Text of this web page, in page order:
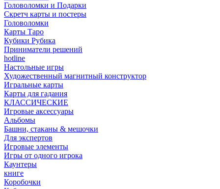
Головоломки и Подарки
Cкретч карты и постеры
Головоломки
Карты Таро
Кубики Рубика
Приниматели решений
hotline
Настольные игры
Художественный магнитный конструктор
Игральные карты
Карты для гадания
КЛАССИЧЕСКИЕ
Игровые аксессуары
Альбомы
Башни, стаканы & мешочки
Для экспертов
Игровые элементы
Игры от одного игрока
Каунтеры
книге
Коробочки